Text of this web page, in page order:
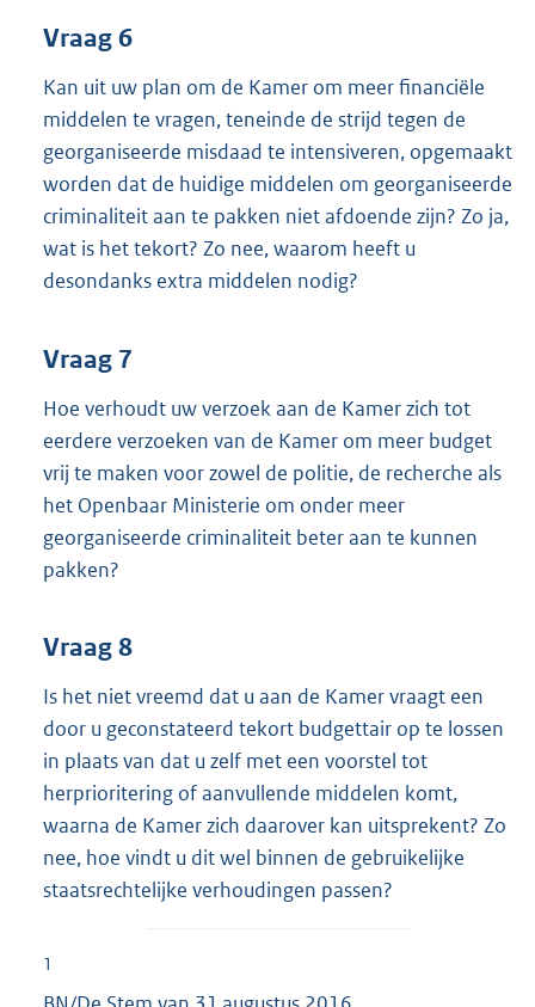
Vraag 6
Kan uit uw plan om de Kamer om meer financiële
middelen te vragen, teneinde de strijd tegen de
georganiseerde misdaad te intensiveren, opgemaakt
worden dat de huidige middelen om georganiseerde
criminaliteit aan te pakken niet afdoende zijn? Zo ja,
wat is het tekort? Zo nee, waarom heeft u
desondanks extra middelen nodig?
Vraag 7
Hoe verhoudt uw verzoek aan de Kamer zich tot
eerdere verzoeken van de Kamer om meer budget
vrij te maken voor zowel de politie, de recherche als
het Openbaar Ministerie om onder meer
georganiseerde criminaliteit beter aan te kunnen
pakken?
Vraag 8
Is het niet vreemd dat u aan de Kamer vraagt een
door u geconstateerd tekort budgettair op te lossen
in plaats van dat u zelf met een voorstel tot
herprioritering of aanvullende middelen komt,
waarna de Kamer zich daarover kan uitsprekent? Zo
nee, hoe vindt u dit wel binnen de gebruikelijke
staatsrechtelijke verhoudingen passen?
1